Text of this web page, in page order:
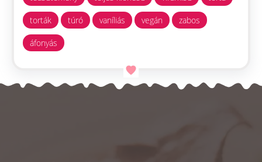
torták túró vaníliás vegán zabos
áfonyás